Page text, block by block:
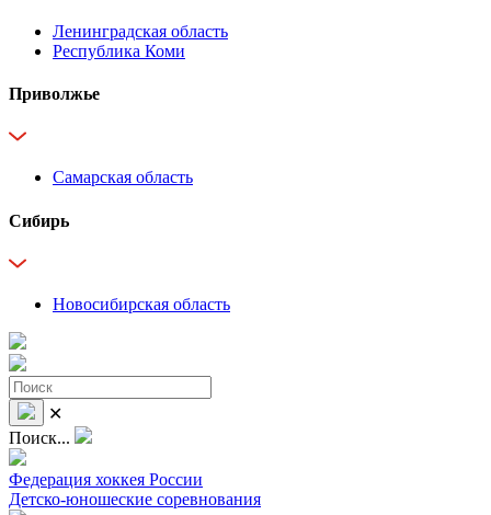
Ленинградская область
Республика Коми
Приволжье
Самарская область
Сибирь
Новосибирская область
✕
Поиск...
Федерация хоккея России
Детско-юношеские соревнования